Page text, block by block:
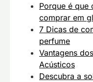
Porque é que
comprar em
7 Dicas de
perfume
Vantagens
Acústicos
Descubra a